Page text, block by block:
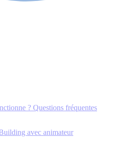
? Questions fréquentes
avec animateur